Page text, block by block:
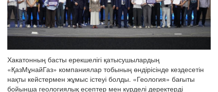
Хакатонның басты ерекшелігі қатысушылардың
«ҚазМұнайГаз» компаниялар тобының өндірісінде кездесетін
нақты кейстермен жұмыс істеуі болды. «Геология» бағыты
бойынша геологиялық есептер мен күрделі деректерді